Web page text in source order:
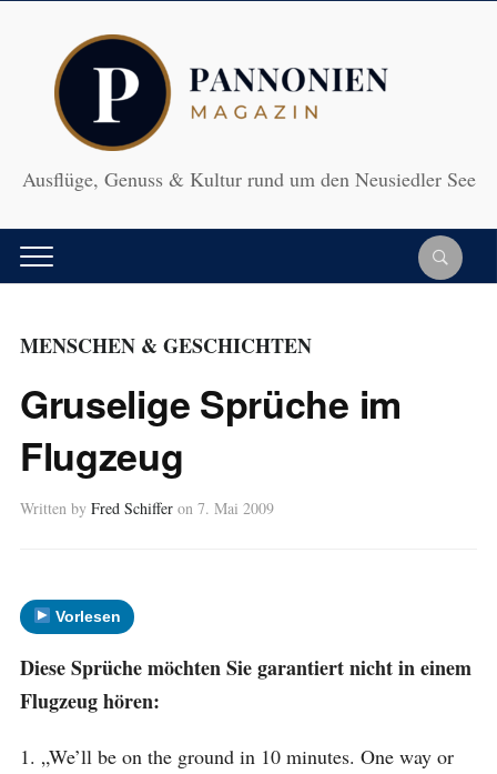
Ausflüge, Genuss & Kultur rund um den Neusiedler See
MENSCHEN & GESCHICHTEN
Gruselige Sprüche im
Flugzeug
Written by Fred Schiffer on 7. Mai 2009
Vorlesen
Diese Sprüche möchten Sie garantiert nicht in einem
Flugzeug hören:
1. „We’ll be on the ground in 10 minutes. One way or